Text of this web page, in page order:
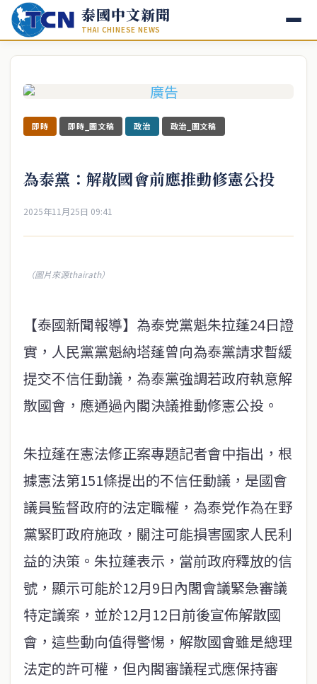
泰國中文新聞
THAI CHINESE NEWS
即時 即時_圖文稿 政治 政治_圖文稿
為泰黨：解散國會前應推動修憲公投
2025年11月25日 09:41
（圖片來源thairath）
【泰國新聞報導】為泰党黨魁朱拉蓬24日證
實，人民黨黨魁納塔蓬曾向為泰黨請求暫緩
提交不信任動議，為泰黨強調若政府執意解
散國會，應通過內閣決議推動修憲公投。
朱拉蓬在憲法修正案專題記者會中指出，根
據憲法第151條提出的不信任動議，是國會
議員監督政府的法定職權，為泰党作為在野
黨緊盯政府施政，關注可能損害國家人民利
益的決策。朱拉蓬表示，當前政府釋放的信
號，顯示可能於12月9日內閣會議緊急審議
特定議案，並於12月12日前後宣佈解散國
會，這些動向值得警惕，解散國會雖是總理
法定的許可權，但內閣審議程式應保持審